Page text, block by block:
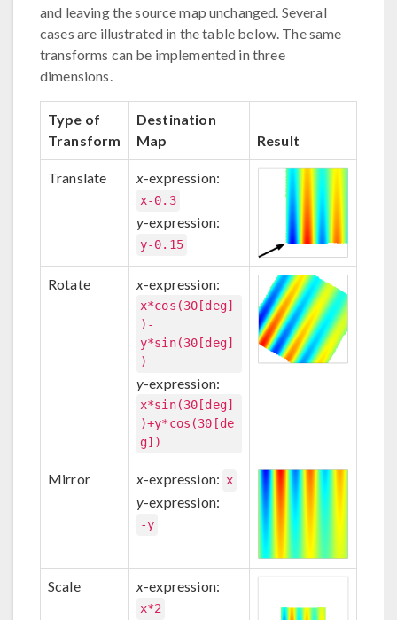
and leaving the source map unchanged. Several
cases are illustrated in the table below. The same
transforms can be implemented in three
dimensions.
Type of
Transform
Destination
Map
Result
Translate x-expression:
x-0.3
y-expression:
y-0.15
Rotate x-expression:
x*cos(30[deg]
)-
y*sin(30[deg]
)
y-expression:
x*sin(30[deg]
)+y*cos(30[de
g])
Mirror x-expression: x
y-expression:
-y
Scale x-expression:
x*2